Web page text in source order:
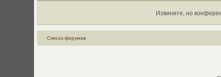
Извините, но
Список форумов